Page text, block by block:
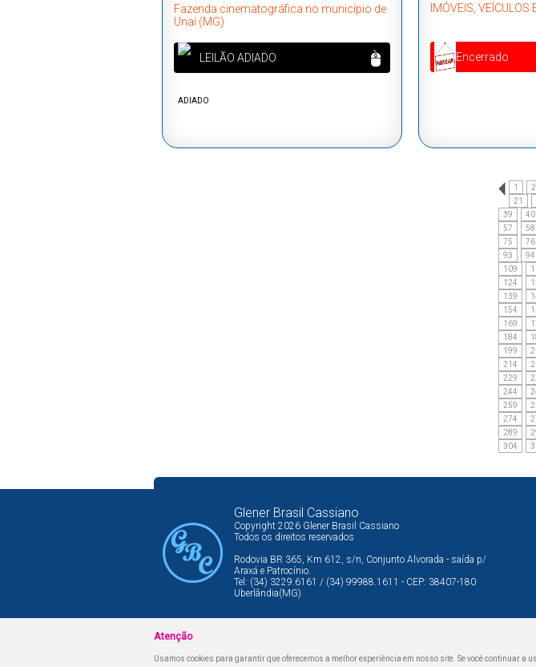
Fazenda cinematográfica no município de
Unaí (MG)
LEILÃO ADIADO
IMÓVEIS, VEÍCULOS
Encerrado
1 2
21
39
40
57
58
75
76
93
94
109
124
139
154
169
184
199
214
229
244
259
274
289
304
Glener Brasil Cassiano
Copyright 2026 Glener Brasil Cassiano
Todos os direitos reservados
Rodovia BR 365, Km 612, s/n, Conjunto Alvorada - saída p/
Araxá e Patrocínio.
Tel: (34) 3229.6161 / (34) 99988.1611 - CEP: 38407-180
Uberlândia(MG)
Atenção
Usamos cookies para garantir que oferecemos a melhor experiência em nosso site. Se você continuar a